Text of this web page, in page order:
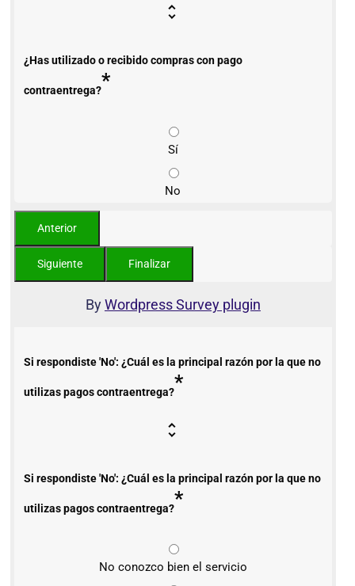
¿Has utilizado o recibido compras con pago
contraentrega?*
Sí
No
ByWordpress Survey plugin
Si respondiste 'No': ¿Cuál es la principal razón por la que no
utilizas pagos contraentrega?*
Si respondiste 'No': ¿Cuál es la principal razón por la que no
utilizas pagos contraentrega?*
No conozco bien el servicio